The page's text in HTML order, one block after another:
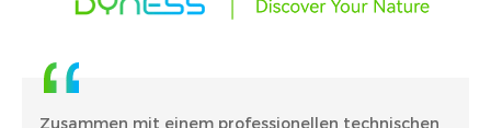
Zusammen mit einem professionellen technischen